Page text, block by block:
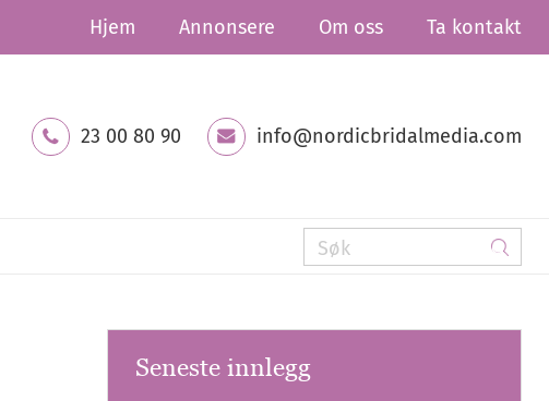
Hjem Annonsere Om oss Ta kontakt
23 00 80 90 info@nordicbridalmedia.com
Seneste innlegg